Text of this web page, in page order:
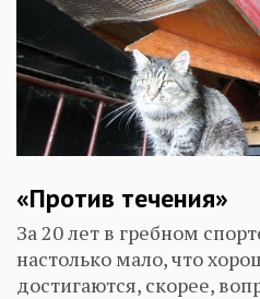
«Против течения»
За 20 лет в гребном
настолько мало, что
достигаются, скорее,